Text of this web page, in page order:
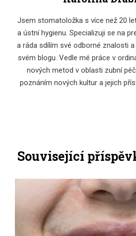
Jsem stomatoložka s více než 20
a ústní hygienu. Specializuji se na
a ráda sdílím své odborné znalosti
svém blogu. Vedle mé práce v
nových metod v oblasti zubní
poznáním nových kultur a jejich
Související